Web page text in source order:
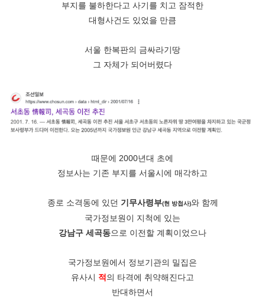
부지를 불하한다고 사기를 치고 잠적한
대형사건도 있었을 만큼
서울 한복판의 금싸라기땅
그 자체가 되어버렸다
때문에 2000년대 초에
정보사는 기존 부지를 서울시에 매각하고
종로 소격동에 있던 기무사령부(현 방첩사)와 함께
국가정보원이 지척에 있는
강남구 세곡동으로 이전할 계획이었으나
국가정보원에서 정보기관의 밀집은
유사시 적 의 타격에 취약해진다고
반대하면서